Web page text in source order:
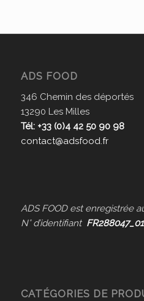
ADS FOOD
346 Chemin des déportés
13290 Les Milles
Tél: +33 (0)4 42 50 90 98
contact@adsfood.fr
ADS FOOD est enregistrée
N° d’identifiant
CATÉGORIES DE